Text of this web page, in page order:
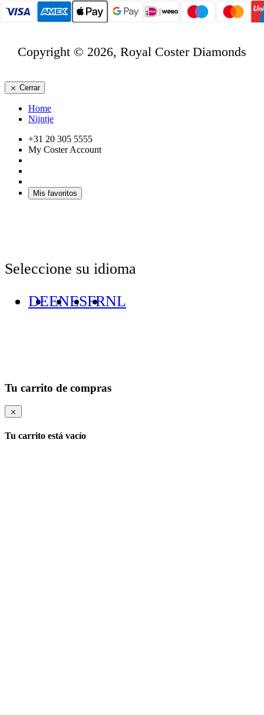
Copyright © 2026, Royal Coster Diamonds
Cerrar
Home
Nijntje
+31 20 305 5555
My Coster Account
Mis favoritos
Seleccione su idioma
DEENESFRNL
Tu carrito de compras
Tu carrito está vacío